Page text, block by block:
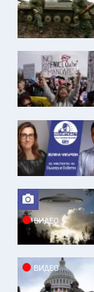
ВИДЕО
ВИДЕО